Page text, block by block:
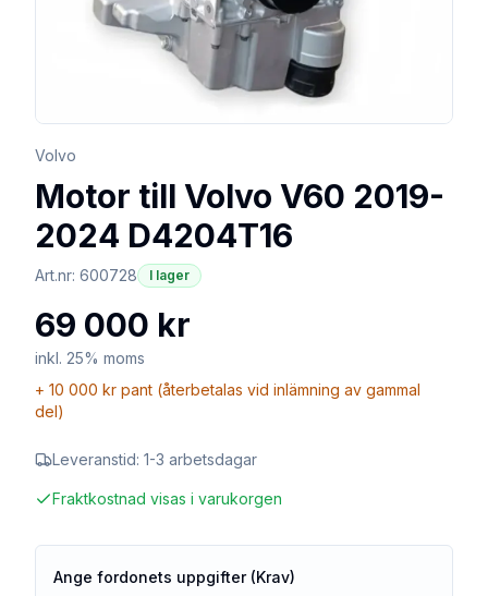
Volvo
Motor till Volvo V60 2019-
2024 D4204T16
Art.nr: 600728 I lager
69 000 kr
inkl. 25% moms
+ 10 000 kr pant (återbetalas vid inlämning av gammal
del)
Leveranstid: 1-3 arbetsdagar
Fraktkostnad visas i varukorgen
Ange fordonets uppgifter (Krav)